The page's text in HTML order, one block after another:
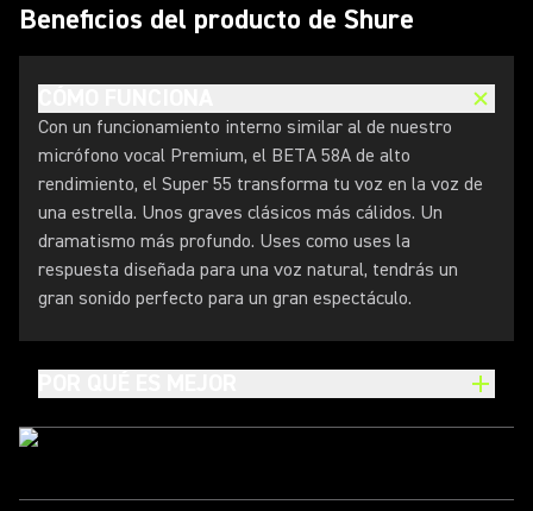
Beneficios del producto de Shure
Con un funcionamiento interno similar al de nuestro
micrófono vocal Premium, el BETA 58A de alto
rendimiento, el Super 55 transforma tu voz en la voz de
una estrella. Unos graves clásicos más cálidos. Un
dramatismo más profundo. Uses como uses la
respuesta diseñada para una voz natural, tendrás un
gran sonido perfecto para un gran espectáculo.